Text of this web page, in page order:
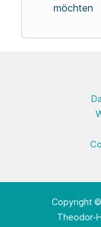
möchten
Copyright
Theodor-